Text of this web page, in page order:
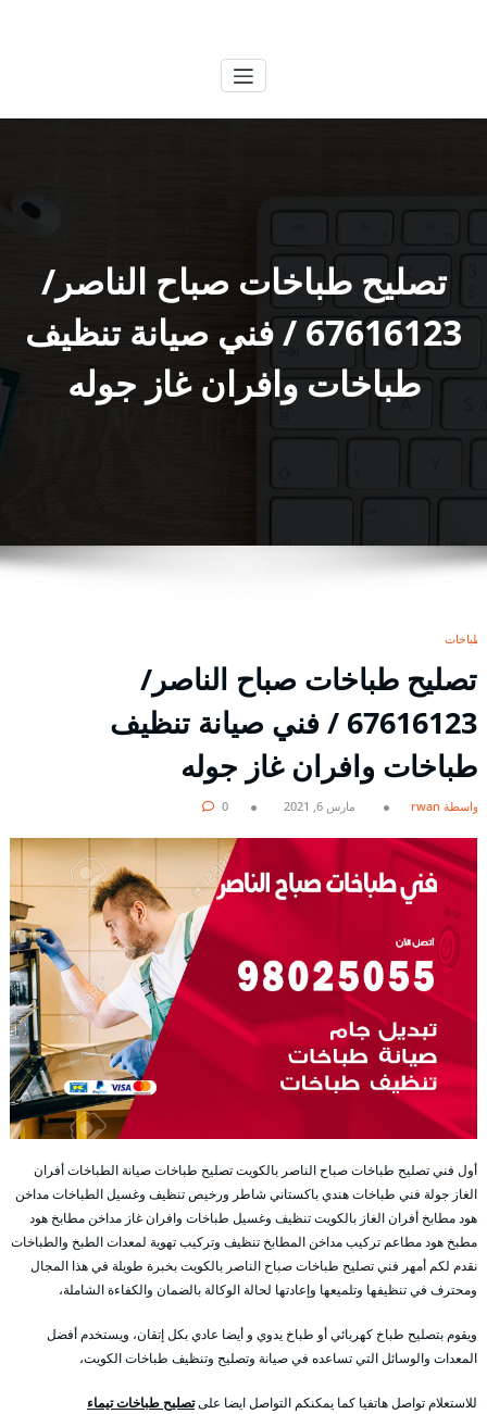
تصليح طباخات صباح الناصر/
67616123 / فني صيانة تنظيف
طباخات وافران غاز جوله
طباخات
تصليح طباخات صباح الناصر/
67616123 / فني صيانة تنظيف
طباخات وافران غاز جوله
بواسطة rwan مارس 6, 2021 0
أول فني تصليح طباخات صباح الناصر بالكويت تصليح طباخات صيانة الطباخات أفران
الغاز جولة فني طباخات هندي باكستاني شاطر ورخيص تنظيف وغسيل الطباخات مداخن
هود مطابخ أفران الغاز بالكويت تنظيف وغسيل طباخات وافران غاز مداخن مطابخ هود
مطبخ هود مطاعم تركيب مداخن المطابخ تنظيف وتركيب تهوية لمعدات الطبخ والطباخات
نقدم لكم أمهر فني تصليح طباخات صباح الناصر بالكويت بخبرة طويلة في هذا المجال
ومحترف في تنظيفها وتلميعها وإعادتها لحالة الوكالة بالضمان والكفاءة الشاملة،
ويقوم بتصليح طباخ كهربائي أو طباخ يدوي و أيضا عادي بكل إتقان، ويستخدم أفضل
المعدات والوسائل التي تساعده في صيانة وتصليح وتنظيف طباخات الكويت،
للاستعلام تواصل هاتفيا كما يمكنكم التواصل ايضا علىتصليح طباخات تيماء